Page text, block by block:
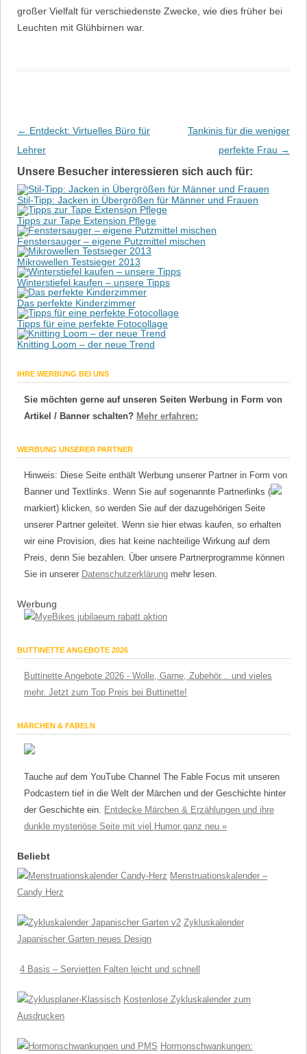
großer Vielfalt für verschiedenste Zwecke, wie dies früher bei
Leuchten mit Glühbirnen war.
Beitrags-Navigation
← Entdeckt: Virtuelles Büro für
Lehrer
Tankinis für die weniger
perfekte Frau →
Unsere Besucher interessieren sich auch für:
Stil-Tipp: Jacken in Übergrößen für Männer und Frauen
Tipps zur Tape Extension Pflege
Fenstersauger – eigene Putzmittel mischen
Mikrowellen Testsieger 2013
Winterstiefel kaufen – unsere Tipps
Das perfekte Kinderzimmer
Tipps für eine perfekte Fotocollage
Knitting Loom – der neue Trend
IHRE WERBUNG BEI UNS
Sie möchten gerne auf unseren Seiten Werbung in Form von
Artikel / Banner schalten? Mehr erfahren:
WERBUNG UNSERER PARTNER
Hinweis: Diese Seite enthält Werbung unserer Partner in Form von
Banner und Textlinks. Wenn Sie auf sogenannte Partnerlinks (
markiert) klicken, so werden Sie auf der dazugehörigen Seite
unserer Partner geleitet. Wenn sie hier etwas kaufen, so erhalten
wir eine Provision, dies hat keine nachteilige Wirkung auf dem
Preis, denn Sie bezahlen. Über unsere Partnerprogramme können
Sie in unserer Datenschutzerklärung mehr lesen.
Werbung
BUTTINETTE ANGEBOTE 2026
Buttinette Angebote 2026 - Wolle, Garne, Zubehör... und vieles
mehr. Jetzt zum Top Preis bei Buttinette!
MÄRCHEN & FABELN
Tauche auf dem YouTube Channel The Fable Focus mit unseren
Podcastern tief in die Welt der Märchen und der Geschichte hinter
der Geschichte ein. Entdecke Märchen & Erzählungen und ihre
dunkle mysteriöse Seite mit viel Humor ganz neu »
Beliebt
Menstruationskalender –
Candy Herz
Zykluskalender
Japanischer Garten neues Design
4 Basis – Servietten Falten leicht und schnell
Kostenlose Zykluskalender zum
Ausdrucken
Hormonschwankungen: